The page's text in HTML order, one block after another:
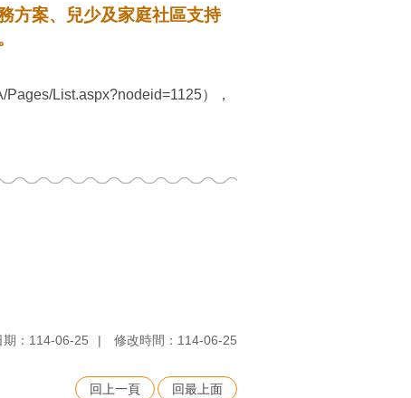
方案、兒少及家庭社區支持
List.aspx?nodeid=1125），
期：114-06-25 修改時間：114-06-25
回上一頁 回最上面